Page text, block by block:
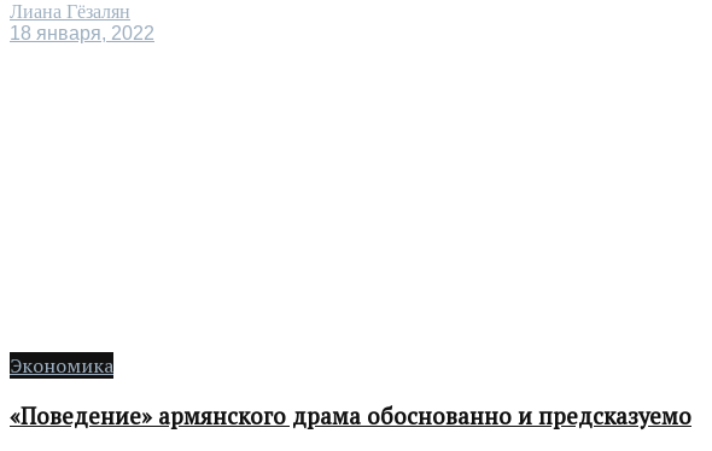
Лиана Гёзалян
18 января, 2022
Экономика
«Поведение» армянского драма обоснованно и предсказуемо